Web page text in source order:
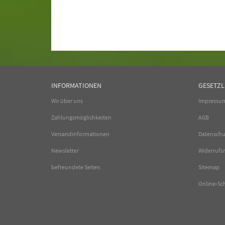
INFORMATIONEN
Wir über uns
Zahlungsmöglichkeiten
Versandinformationen
Newsletter
befreundete Seiten
AGB
Sitemap
Online-